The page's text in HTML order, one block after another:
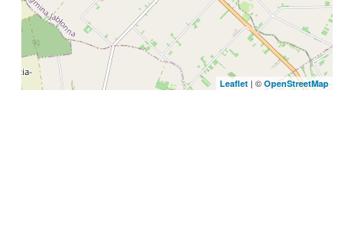
Leaflet| © OpenStreetMap